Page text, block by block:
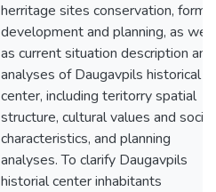
herritage sites conservation, form
development and planning, as well
as current situation description and
analyses of Daugavpils historical
center, including teritorry spatial
structure, cultural values and social
characteristics, and planning
analyses. To clarify Daugavpils
historial center inhabitants